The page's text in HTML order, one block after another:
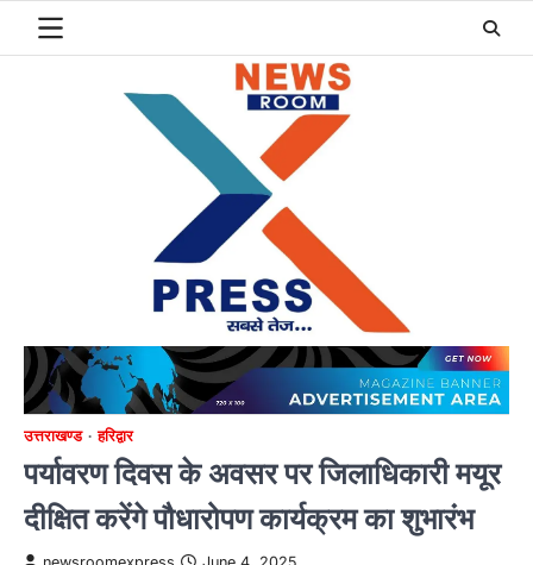
उत्तराखण्ड हरिद्वार
पर्यावरण दिवस के अवसर पर जिलाधिकारी मयूर
दीक्षित करेंगे पौधारोपण कार्यक्रम का शुभारंभ